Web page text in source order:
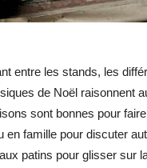
entre les stands, les
de Noël raisonnent
sont bonnes pour
en famille pour discuter
patins pour glisser sur